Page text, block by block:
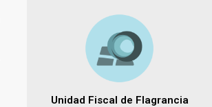
Unidad Fiscal de Flagrancia